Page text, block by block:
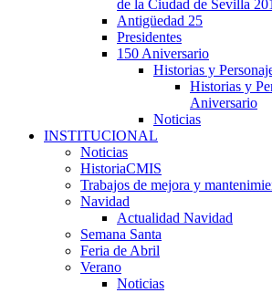
de la Ciudad de Sevilla
Antigüedad 25
Presidentes
150 Aniversario
Historias y
Historias y
Aniversario
Noticias
INSTITUCIONAL
Noticias
HistoriaCMIS
Trabajos de mejora y
Navidad
Actualidad Navidad
Semana Santa
Feria de Abril
Verano
Noticias